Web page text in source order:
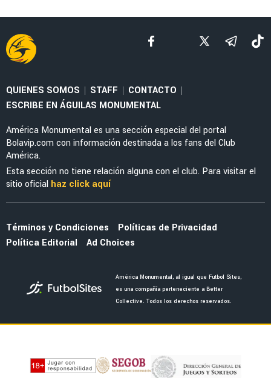
QUIENES SOMOS | STAFF | CONTACTO |
ESCRIBE EN ÁGUILAS MONUMENTAL
América Monumental es una sección especial del portal
Bolavip.com con información destinada a los fans del Club
América.
Esta sección no tiene relación alguna con el club. Para visitar el
sitio oficial haz click aquí
Términos y Condiciones
Políticas de Privacidad
Política Editorial
Ad Choices
América Monumental, al igual que Futbol Sites,
es una compañía perteneciente a Better
Collective. Todos los derechos reservados.